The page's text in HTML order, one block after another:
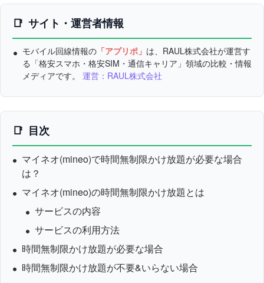
サイト・運営者情報
モバイル回線情報の 「アプリポ」 は、RAUL株式会社が運営す
る「格安スマホ・格安SIM・通信キャリア」領域の比較・情報
メディアです。 運営：RAUL株式会社
目次
マイネオ(mineo)で時間無制限かけ放題が必要な場合
は？
マイネオ(mineo)の時間無制限かけ放題とは
サービスの内容
サービスの利用方法
時間無制限かけ放題が必要な場合
時間無制限かけ放題が不要&いらない場合